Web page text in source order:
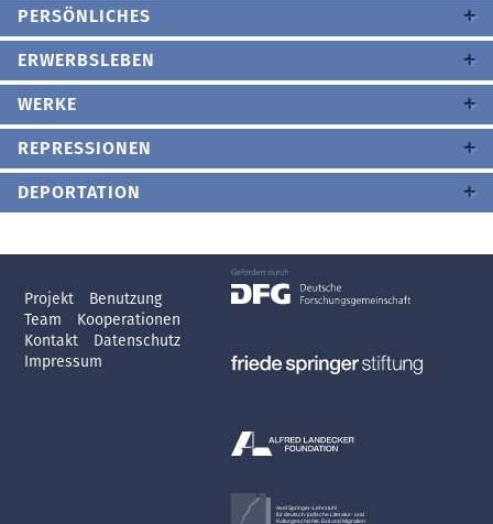
PERSÖNLICHES
ERWERBSLEBEN
WERKE
REPRESSIONEN
DEPORTATION
Projekt
Benutzung
Team
Kooperationen
Kontakt
Datenschutz
Impressum
Axel Springer-Lehrstuhl
für deutsch-jüdische Literatur- und
Kulturgeschichte, Exil und Migration